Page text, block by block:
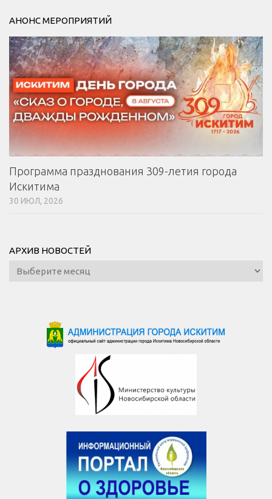
АНОНС МЕРОПРИЯТИЙ
Программа празднования 309-летия города
Искитима
30 ИЮЛ, 2026
АРХИВ НОВОСТЕЙ
Архив
новостей